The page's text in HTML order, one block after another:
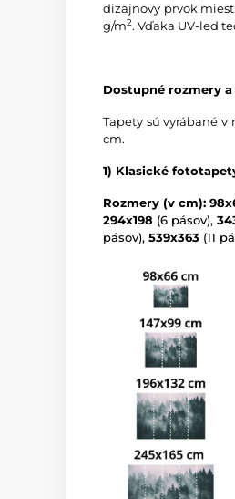
dizajnový prvok
g/m2. Vďaka UV-led
Dostupné rozmery
Tapety sú vyrábané
cm.
1) Klasické
Rozmery (v cm):
294x198 (6 pásov),
pásov), 539x363 (11